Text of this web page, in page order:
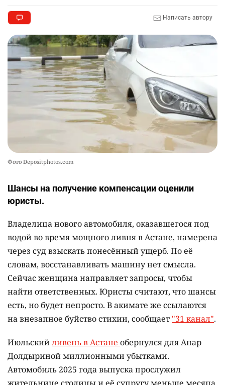
9
10 🌟 Ступень ракеты SpaceX врежется в Луну
2341 1 22
Написать автору
Фото Depositphotos.com
Шансы на получение компенсации оценили
юристы.
Владелица нового автомобиля, оказавшегося под
водой во время мощного ливня в Астане, намерена
через суд взыскать понесённый ущерб. По её
словам, восстанавливать машину нет смысла.
Сейчас женщина направляет запросы, чтобы
найти ответственных. Юристы считают, что шансы
есть, но будет непросто. В акимате же ссылаются
на внезапное буйство стихии, сообщает "31 канал".
Июльскийливень в Астане обернулся для Анар
Долдыриной миллионными убытками.
Автомобиль 2025 года выпуска прослужил